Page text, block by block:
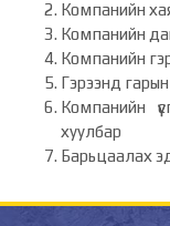
Компанийн
Компанийн
Компанийн
Гэрээнд
Компанийн
хуулбар
Барьцаалах